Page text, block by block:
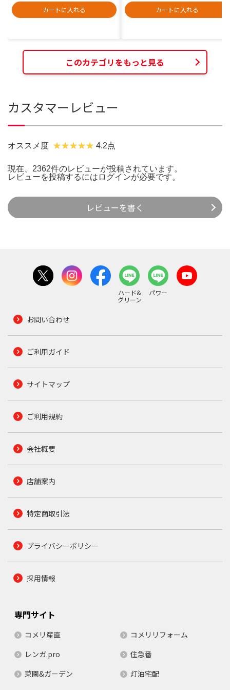
カートに入れる
カートに入れる
このカテゴリをもっと見る
カスタマーレビュー
オススメ度 4.2点
現在、2362件のレビューが投稿されています。
レビューを投稿するには ログインが必要です。
レビューを書く
ハード&
グリーン
パワー
お問い合わせ
ご利用ガイド
サイトマップ
ご利用規約
会社概要
店舗案内
特定商取引法
プライバシーポリシー
採用情報
専門サイト
コメリ産直
コメリリフォーム
レンガ.pro
住急番
菜園&ガーデン
灯油宅配